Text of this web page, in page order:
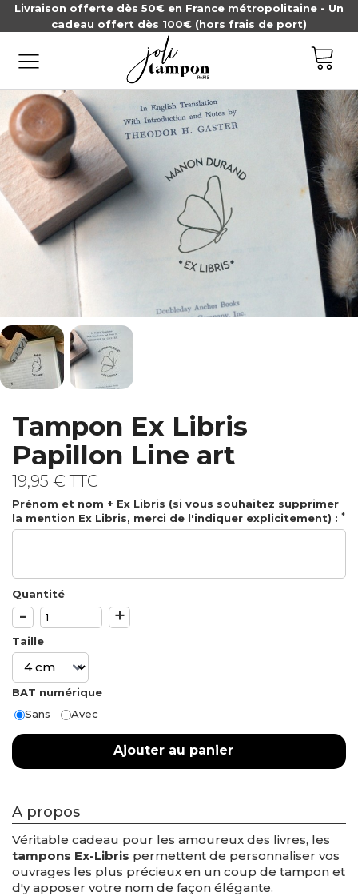
Livraison offerte dès 50€ en France métropolitaine - Un
cadeau offert dès 100€ (hors frais de port)
Tampon Ex Libris
Papillon Line art
19,95 € TTC
Prénom et nom + Ex Libris (si vous souhaitez supprimer
la mention Ex Libris, merci de l'indiquer explicitement) : *
Quantité
- +
Taille
BAT numérique
Sans
Avec
Ajouter au panier
A propos
Véritable cadeau pour les amoureux des livres, les
tampons Ex-Libris permettent de personnaliser vos
ouvrages les plus précieux en un coup de tampon et
d'y apposer votre nom de façon élégante.